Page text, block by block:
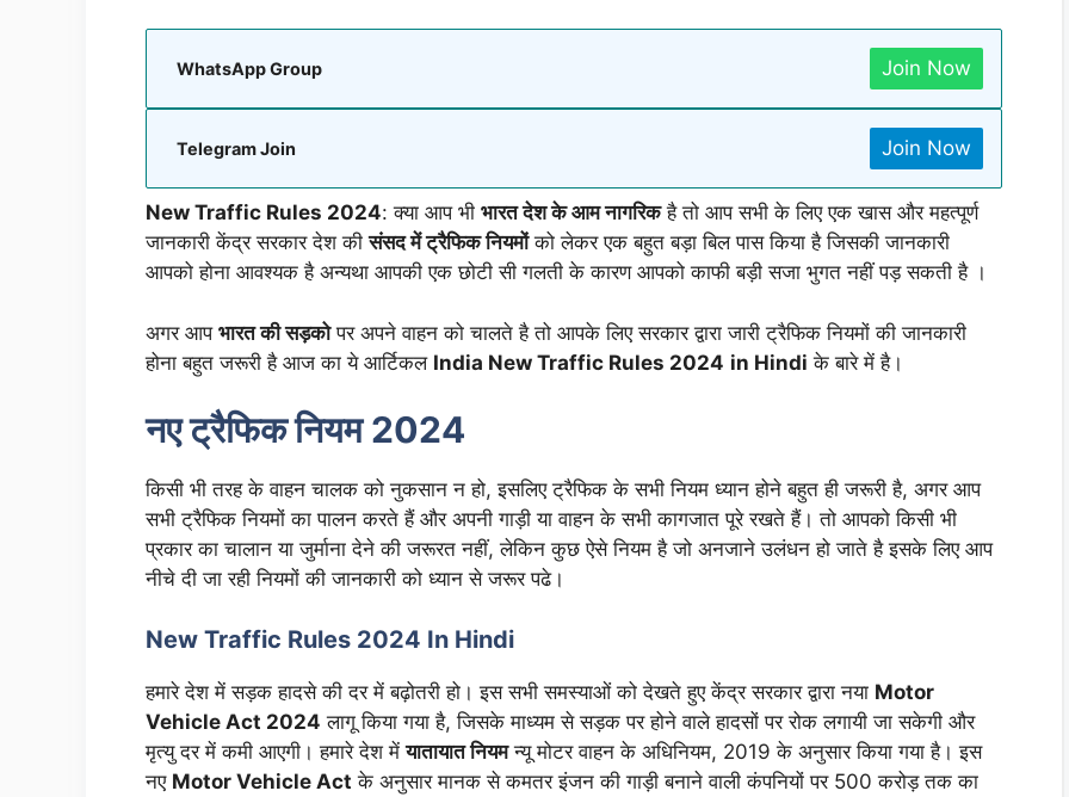
WhatsApp Group Join Now
Telegram Join Join Now
New Traffic Rules 2024: क्या आप भी भारत देश के आम नागरिकहै तो आप सभी के लिए एक खास और महत्पूर्ण
जानकारी केंद्र सरकार देश कीसंसद में ट्रैफिक नियमोंको लेकर एक बहुत बड़ा बिल पास किया है जिसकी जानकारी
आपको होना आवश्यक है अन्यथा आपकी एक छोटी सी गलती के कारण आपको काफी बड़ी सजा भुगत नहीं पड़ सकती है ।
अगर आप भारत की सड़कोपर अपने वाहन को चालते है तो आपके लिए सरकार द्वारा जारी ट्रैफिक नियमों की जानकारी
होना बहुत जरूरी है आज का ये आर्टिकल India New Traffic Rules 2024 in Hindi के बारे में है।
नए ट्रैफिक नियम 2024
किसी भी तरह के वाहन चालक को नुकसान न हो, इसलिए ट्रैफिक के सभी नियम ध्यान होने बहुत ही जरूरी है, अगर आप
सभी ट्रैफिक नियमों का पालन करते हैं और अपनी गाड़ी या वाहन के सभी कागजात पूरे रखते हैं। तो आपको किसी भी
प्रकार का चालान या जुर्माना देने की जरूरत नहीं, लेकिन कुछ ऐसे नियम है जो अनजाने उलंधन हो जाते है इसके लिए आप
नीचे दी जा रही नियमों की जानकारी को ध्यान से जरूर पढे।
New Traffic Rules 2024 In Hindi
हमारे देश में सड़क हादसे की दर में बढ़ोतरी हो। इस सभी समस्याओं को देखते हुए केंद्र सरकार द्वारा नया Motor
Vehicle Act 2024 लागू किया गया है, जिसके माध्यम से सड़क पर होने वाले हादसों पर रोक लगायी जा सकेगी और
मृत्यु दर में कमी आएगी। हमारे देश मेंयातायात नियमन्यू मोटर वाहन के अधिनियम, 2019 के अनुसार किया गया है। इस
नए Motor Vehicle Act के अनुसार मानक से कमतर इंजन की गाड़ी बनाने वाली कंपनियों पर 500 करोड़ तक का